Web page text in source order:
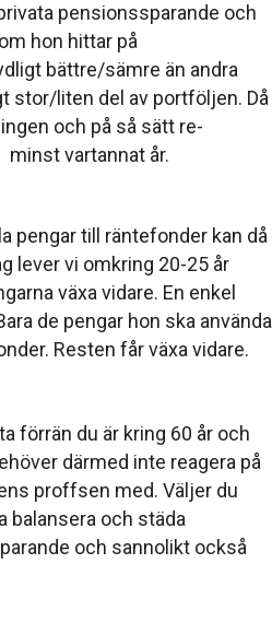
pensionssparande och
hon hittar på
bättre/sämre än andra
stor/liten del av portföljen. Då
och på så sätt re-
minst vartannat år.
pengar till räntefonder kan då
lever vi omkring 20-25 år
växa vidare. En enkel
de pengar hon ska använda
Resten får växa vidare.
förrän du är kring 60 år och
därmed inte reagera på
proffsen med. Väljer du
balansera och städa
och sannolikt också